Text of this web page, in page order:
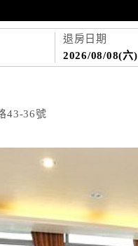
退房日期
2026/08/08(六)
43-36號